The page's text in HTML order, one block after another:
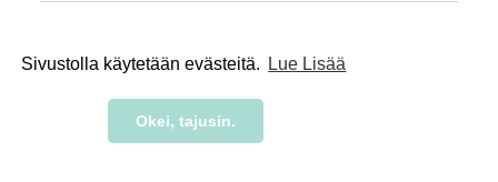
Sivustolla käytetään evästeitä. Lue Lisää
Okei, tajusin.